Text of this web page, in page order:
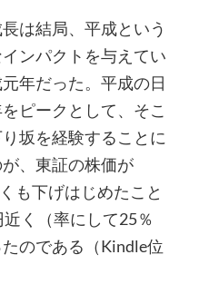
は結局、平成という
ンパクトを与えてい
年だった。平成の日
ピークとして、そこ
坂を経験することに
、東証の株価が
も下げはじめたこと
く（率にして25％
のである（Kindle位